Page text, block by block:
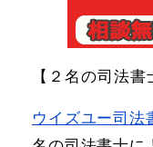
【２名の司法書
ウイズユー司法